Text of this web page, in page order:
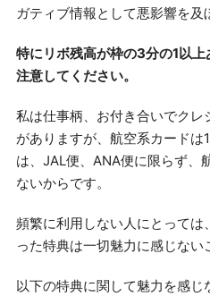
ガティブ情報として悪影響を及
特にリボ残高が枠の3分の1以
注意してください。
私は仕事柄、お付き合いでク
がありますが、航空系カードは
は、JAL便、ANA便に限らず、
ないからです。
頻繁に利用しない人にとって
った特典は一切魅力に感じない
以下の特典に関して魅力を感